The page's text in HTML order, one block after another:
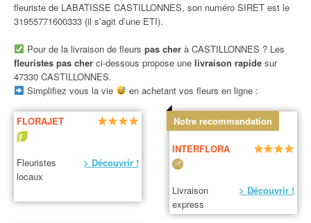
fleuriste de LABATISSE CASTILLONNES, son numéro SIRET est le
31955771600333 (il s’agit d’une ETI).
Pour de la livraison de fleurs pas cherà CASTILLONNES ? Les
fleuristes pas cher ci-dessous propose une livraison rapide sur
47330 CASTILLONNES.
Simplifiez vous la vie
en achetant vos fleurs en ligne :
FLORAJET
Fleuristes
locaux
> Découvrir !
Notre recommandation
INTERFLORA
Livraison
express
> Découvrir !